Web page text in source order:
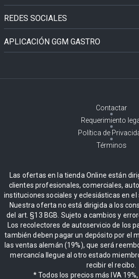
REDES SOCIALES
APLICACIÓN GGM GASTRO
Contactar
Requerimiento
Política de
Términos
Las ofertas en la tienda Online están
clientes profesionales, comerciales,
instituciones sociales y eclesiásticas en el
Nuestra oferta no está dirigida a los
del art. §13 BGB. Sujeto a cambios y
Los recolectores de autoservicio de los
también deben pagar un depósito por el
las ventas alemán (19%), que será
mercancía llegue al otro estado
recibir el recibo.
* Todos los precios más IVA